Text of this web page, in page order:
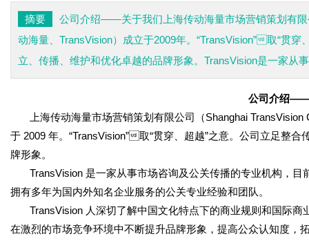
摘要
公司介绍——关于我们上海传动海量市场营销策划有限
动海量、TransVision）成立于2009年。“TransVision”取“贯
立、传播、维护和优化卓越的品牌形象。TransVision是一家从
公司介绍——
上海传动海量市场营销策划有限公司（Shanghai TransVision
于 2009 年。“TransVision”
取“贯穿、超越”之意。公司立足整
牌形象。
TransVision 是一家从事市场咨询及公关传播的专业机构，
拥有多年为国内外知名企业服务的公关专业经验和团队。
TransVision 人深切了解中国文化特点下的商业规则和国际
在激烈的市场竞争环境中不断提升品牌形象，提高公众认知度，